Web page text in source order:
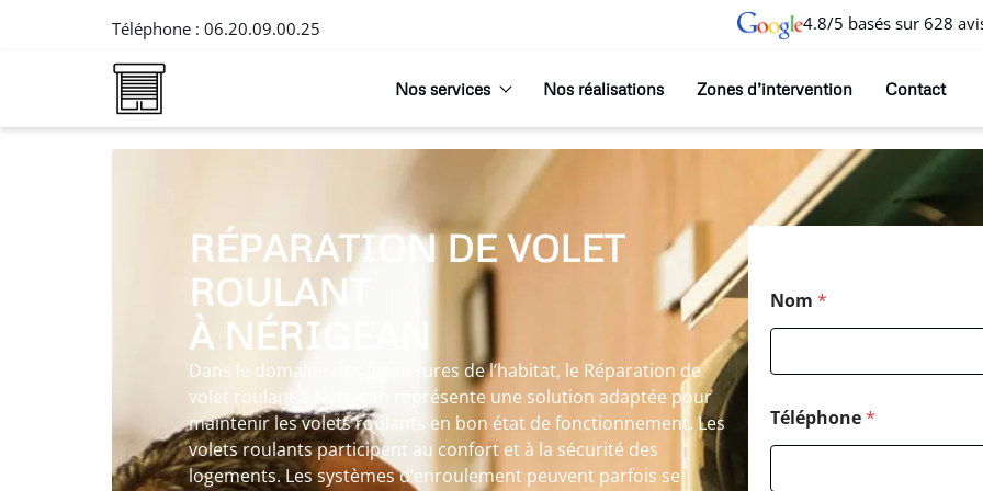
Téléphone : 06.20.09.00.25 4.8/5 basés sur 628
Nos services Nos réalisations Zones d’intervention Contact
RÉPARATION DE VOLET
ROULANT
À NÉRIGEAN
Dans le domaine des fermetures de l’habitat, le Réparation de
volet roulant à Nérigean représente une solution adaptée pour
maintenir les volets roulants en bon état de fonctionnement. Les
volets roulants participent au confort et à la sécurité des
logements. Les systèmes d’enroulement peuvent parfois se
Nom *
Téléphone*